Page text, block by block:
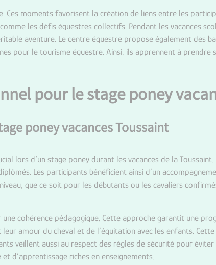
moments favorisent la création de liens entre les
les défis équestres collectifs. Pendant les vacances
aventure. Le centre équestre propose également des
pour le tourisme équestre. Ainsi, ils apprennent à
pour le stage poney
poney vacances Toussaint
lors d’un stage poney durant les vacances de la
Les participants bénéficient ainsi d’un
que ce soit pour les débutants ou les cavaliers
cohérence pédagogique. Cette approche garantit une
amour du cheval et de l’équitation avec les enfants.
veillent aussi au respect des règles de sécurité pour éviter
d’apprentissage riches en enseignements.